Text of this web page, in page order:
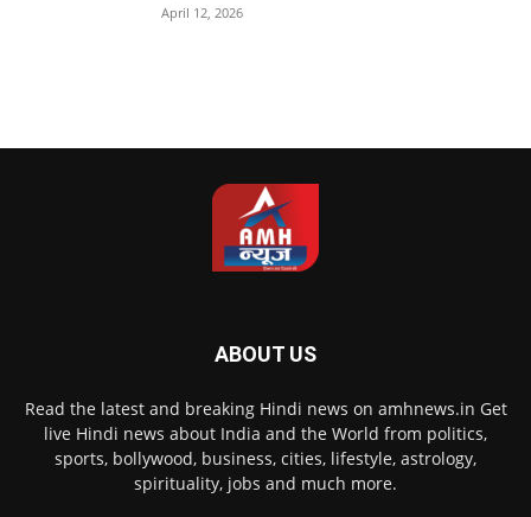
April 12, 2026
ABOUT US
Read the latest and breaking Hindi news on amhnews.in Get
live Hindi news about India and the World from politics,
sports, bollywood, business, cities, lifestyle, astrology,
spirituality, jobs and much more.